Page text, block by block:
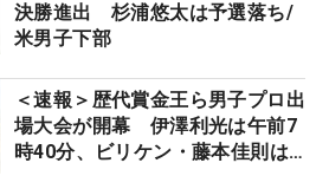
決勝進出 杉浦悠太は予選落ち/
米男子下部
＜速報＞歴代賞金王ら男子プロ出
場大会が開幕 伊澤利光は午前7
時40分、ビリケン・藤本佳則は